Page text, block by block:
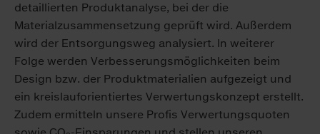
detaillierten Produktanalyse, bei der die
Materialzusammensetzung geprüft wird. Außerdem
wird der Entsorgungsweg analysiert. In weiterer
Folge werden Verbesserungsmöglichkeiten beim
Design bzw. der Produktmaterialien aufgezeigt und
ein kreislauforientiertes Verwertungskonzept erstellt.
Zudem ermitteln unsere Profis Verwertungsquoten